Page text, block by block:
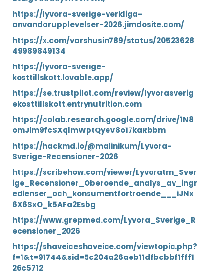
https://lyvora-sverige-verkliga-
anvandarupplevelser-2026.jimdosite.com/
https://x.com/varshusin789/status/20523628
49989849134
https://lyvora-sverige-
kosttillskott.lovable.app/
https://se.trustpilot.com/review/lyvorasverig
ekosttillskott.entrynutrition.com
https://colab.research.google.com/drive/1N8
omJim9fcSXqlmWptQyeV8o17kaRbbm
https://hackmd.io/@malinikum/Lyvora-
Sverige-Recensioner-2026
https://scribehow.com/viewer/Lyvoratm_Sver
ige_Recensioner_Oberoende_analys_av_ingr
edienser_och_konsumentfortroende___iJNx
6X6SxO_k5AFa2Esbg
https://www.grepmed.com/Lyvora_Sverige_R
ecensioner_2026
https://shaveiceshaveice.com/viewtopic.php?
f=1&t=91744&sid=5c204a26aeb11dfbcbbf1fff1
26c5712